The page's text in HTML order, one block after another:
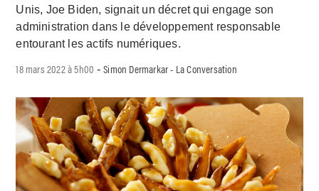
Unis, Joe Biden, signait un décret qui engage son
administration dans le développement responsable
entourant les actifs numériques.
18 mars 2022 à 5h00 -Simon Dermarkar - La Conversation